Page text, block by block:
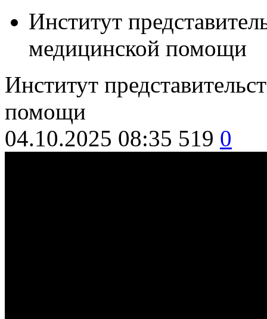
Институт
медицинской помощи
Институт
помощи
04.10.2025 08:35 519 0